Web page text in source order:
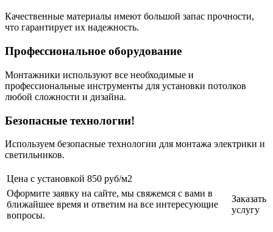
Качественные материалы имеют большой запас прочности,
что гарантирует их надежность.
Профессиональное оборудование
Монтажники используют все необходимые и
профессиональные инструменты для установки потолков
любой сложности и дизайна.
Безопасные технологии!
Используем безопасные технологии для монтажа электрики и
светильников.
Цена с установкой 850 руб/м2
Оформите заявку на сайте, мы свяжемся с вами в
ближайшее время и ответим на все интересующие
вопросы.
Заказать
услугу